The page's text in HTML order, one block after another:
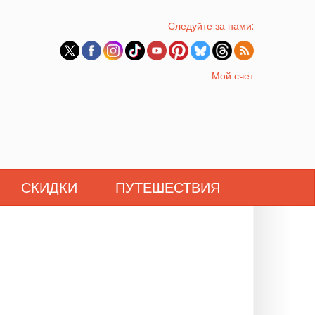
Следуйте за нами:
Мой счет
СКИДКИ ПУТЕШЕСТВИЯ